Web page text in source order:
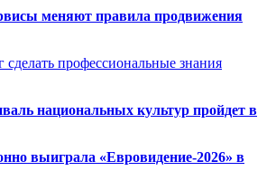
меняют правила продвижения
сделать профессиональные знания
национальных культур пройдет в
выиграла «Евровидение-2026» в